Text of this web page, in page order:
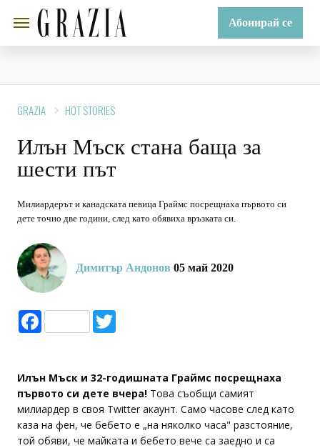
Абонирай се
GRAZIA HOT STORIES
Илън Мъск стана баща за
шести път
Милиардерът и канадската певица Граймс посрещнаха първото си
дете точно две години, след като обявиха връзката си.
Димитър Андонов 05 май 2020
Facebook
Илън Мъск и 32-годишната Граймс посрещнаха
първото си дете вчера! Това съобщи самият
милиардер в своя Twitter акаунт. Само часове след като
каза на фен, че бебето е „на няколко часа" разстояние,
той обяви, че майката и бебето вече са заедно и са